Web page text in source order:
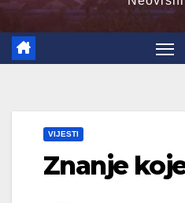
VIJESTI
Znanje